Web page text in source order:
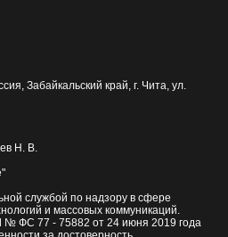
Забайкальский край, г. Чита, ул.
Н. В.
службой по надзору в сфере
и массовых коммуникаций.
№ ФС 77 - 75882 от 24 июня 2019 года